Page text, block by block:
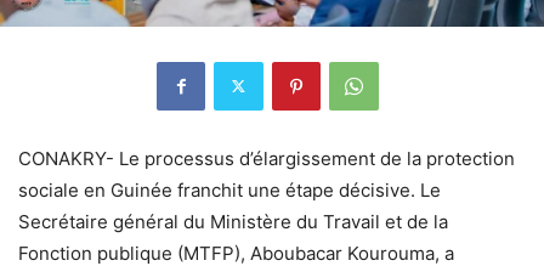
CONAKRY- Le processus d’élargissement de la protection
sociale en Guinée franchit une étape décisive. Le
Secrétaire général du Ministère du Travail et de la
Fonction publique (MTFP), Aboubacar Kourouma, a